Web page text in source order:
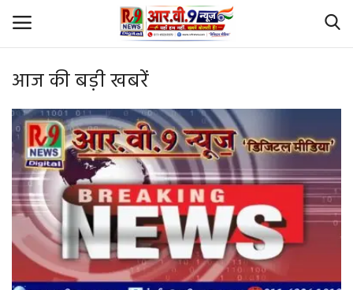
Login
Home
Id Card Verification
About Us
Contact
आज की बड़ी खबरें